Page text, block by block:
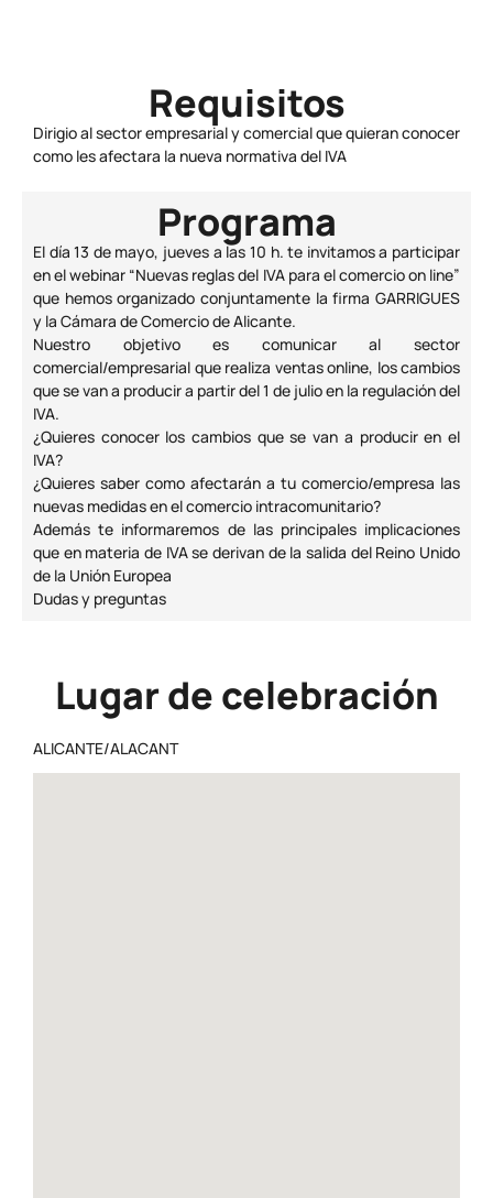
Requisitos
Dirigio al sector empresarial y comercial que quieran conocer
como les afectara la nueva normativa del IVA
Programa
El día 13 de mayo, jueves a las 10 h. te invitamos a participar
en el webinar “Nuevas reglas del IVA para el comercio on line”
que hemos organizado conjuntamente la firma GARRIGUES
y la Cámara de Comercio de Alicante.
Nuestro objetivo es comunicar al sector
comercial/empresarial que realiza ventas online, los cambios
que se van a producir a partir del 1 de julio en la regulación del
IVA.
¿Quieres conocer los cambios que se van a producir en el
IVA?
¿Quieres saber como afectarán a tu comercio/empresa las
nuevas medidas en el comercio intracomunitario?
Además te informaremos de las principales implicaciones
que en materia de IVA se derivan de la salida del Reino Unido
de la Unión Europea
Dudas y preguntas
Lugar de celebración
ALICANTE/ALACANT